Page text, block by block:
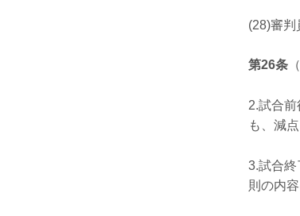
(28)審判
第26条
2.試合
も、減
3.試合終
則の内